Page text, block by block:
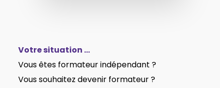
Votre situation …
Vous êtes formateur indépendant ?
Vous souhaitez devenir formateur ?